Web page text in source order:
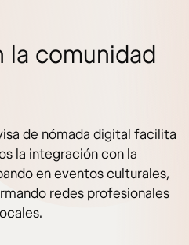
la comunidad
de nómada digital facilita
la integración con la
en eventos culturales,
redes profesionales